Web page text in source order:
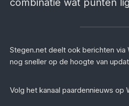
combinatie wat punten
Stegen.net deelt ook berichten via
nog sneller op de hoogte van
‎Volg het kanaal paardennieuws op